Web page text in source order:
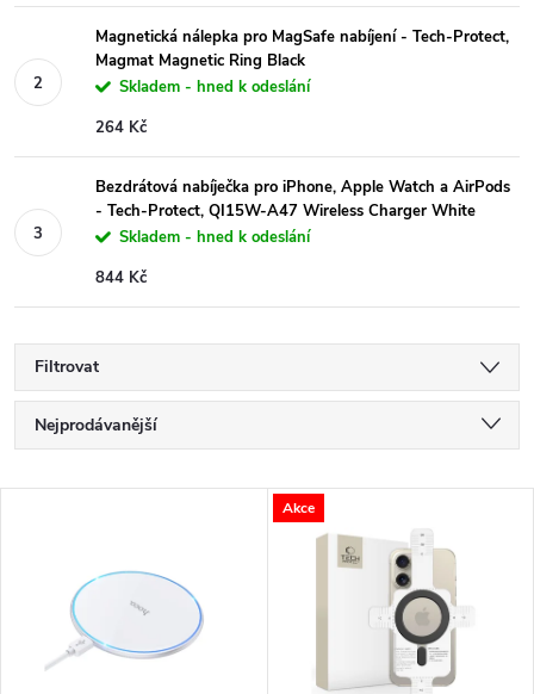
Magnetická nálepka pro MagSafe nabíjení - Tech-Protect,
Magmat Magnetic Ring Black
Skladem - hned k odeslání
264 Kč
Bezdrátová nabíječka pro iPhone, Apple Watch a AirPods
- Tech-Protect, QI15W-A47 Wireless Charger White
Skladem - hned k odeslání
844 Kč
Filtrovat
Ř
a
Nejprodávanější
Abecedně
Akce